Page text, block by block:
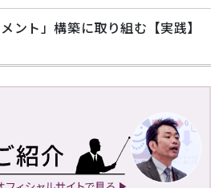
ント」構築に取り組む【実践】